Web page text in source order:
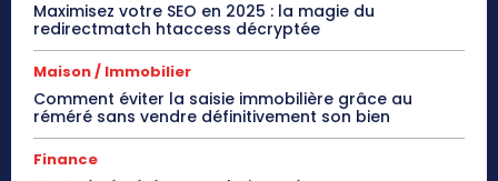
Maximisez votre SEO en 2025 : la magie du
redirectmatch htaccess décryptée
Maison / Immobilier
Comment éviter la saisie immobilière grâce au
réméré sans vendre définitivement son bien
Finance